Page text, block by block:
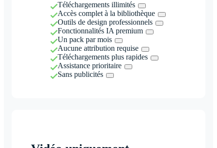
Téléchargements illimités
Accès complet à la bibliothèque
Outils de design professionnels
Fonctionnalités IA premium
Un pack par mois
Aucune attribution requise
Téléchargements plus rapides
Assistance prioritaire
Sans publicités